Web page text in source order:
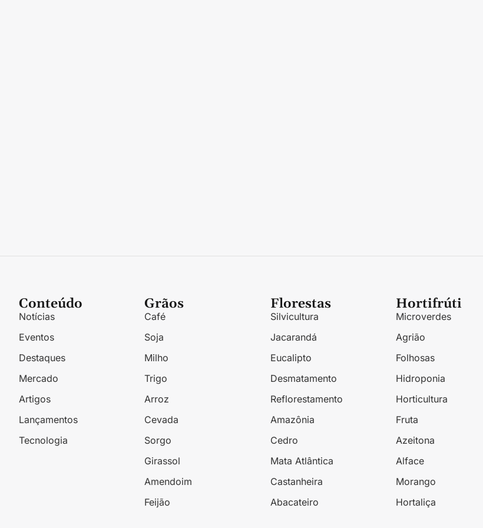
Conteúdo
Notícias
Eventos
Destaques
Mercado
Artigos
Lançamentos
Tecnologia
Grãos
Café
Soja
Milho
Trigo
Arroz
Cevada
Sorgo
Girassol
Amendoim
Feijão
Florestas
Silvicultura
Jacarandá
Eucalipto
Desmatamento
Reflorestamento
Amazônia
Cedro
Mata Atlântica
Castanheira
Abacateiro
Hortifrúti
Microverdes
Agrião
Folhosas
Hidroponia
Horticultura
Fruta
Azeitona
Alface
Morango
Hortaliça